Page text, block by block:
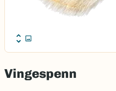
Vingespenn